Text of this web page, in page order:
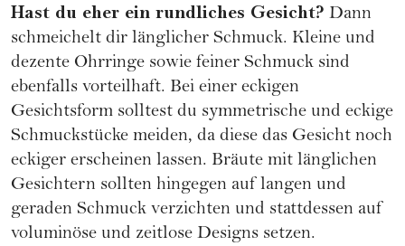
Hast du eher ein rundliches Gesicht? Dann
schmeichelt dir länglicher Schmuck. Kleine und
dezente Ohrringe sowie feiner Schmuck sind
ebenfalls vorteilhaft. Bei einer eckigen
Gesichtsform solltest du symmetrische und eckige
Schmuckstücke meiden, da diese das Gesicht noch
eckiger erscheinen lassen. Bräute mit länglichen
Gesichtern sollten hingegen auf langen und
geraden Schmuck verzichten und stattdessen auf
voluminöse und zeitlose Designs setzen.